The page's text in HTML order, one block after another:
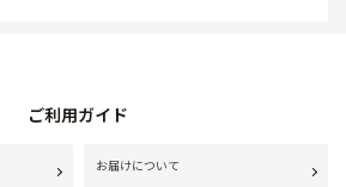
ご利用ガイド
お届けについて